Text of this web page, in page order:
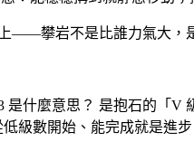
——攀岩不是比誰力氣大，
是什麼意思？ 是抱石的「V
級數開始、能完成就是進